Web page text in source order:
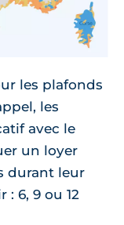
les plafonds
les
avec le
un loyer
durant leur
: 6, 9 ou 12